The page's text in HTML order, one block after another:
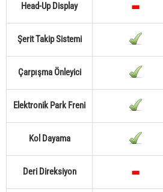
Head-Up Display
Şerit Takip Sistemi
Çarpışma Önleyici
Elektronik Park Freni
Kol Dayama
Deri Direksiyon